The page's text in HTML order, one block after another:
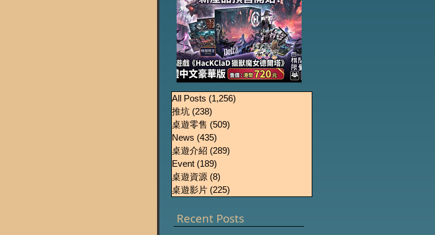
《HacKClaD獵獸魔女
德爾塔》繁體中文豪
華版開放預售
All Posts (1,256)
推坑 (238)
桌遊零售 (509)
News (435)
桌遊介紹 (289)
Event (189)
桌遊資源 (8)
桌遊影片 (225)
Recent Posts